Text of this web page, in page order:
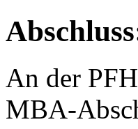
An der
MBA-